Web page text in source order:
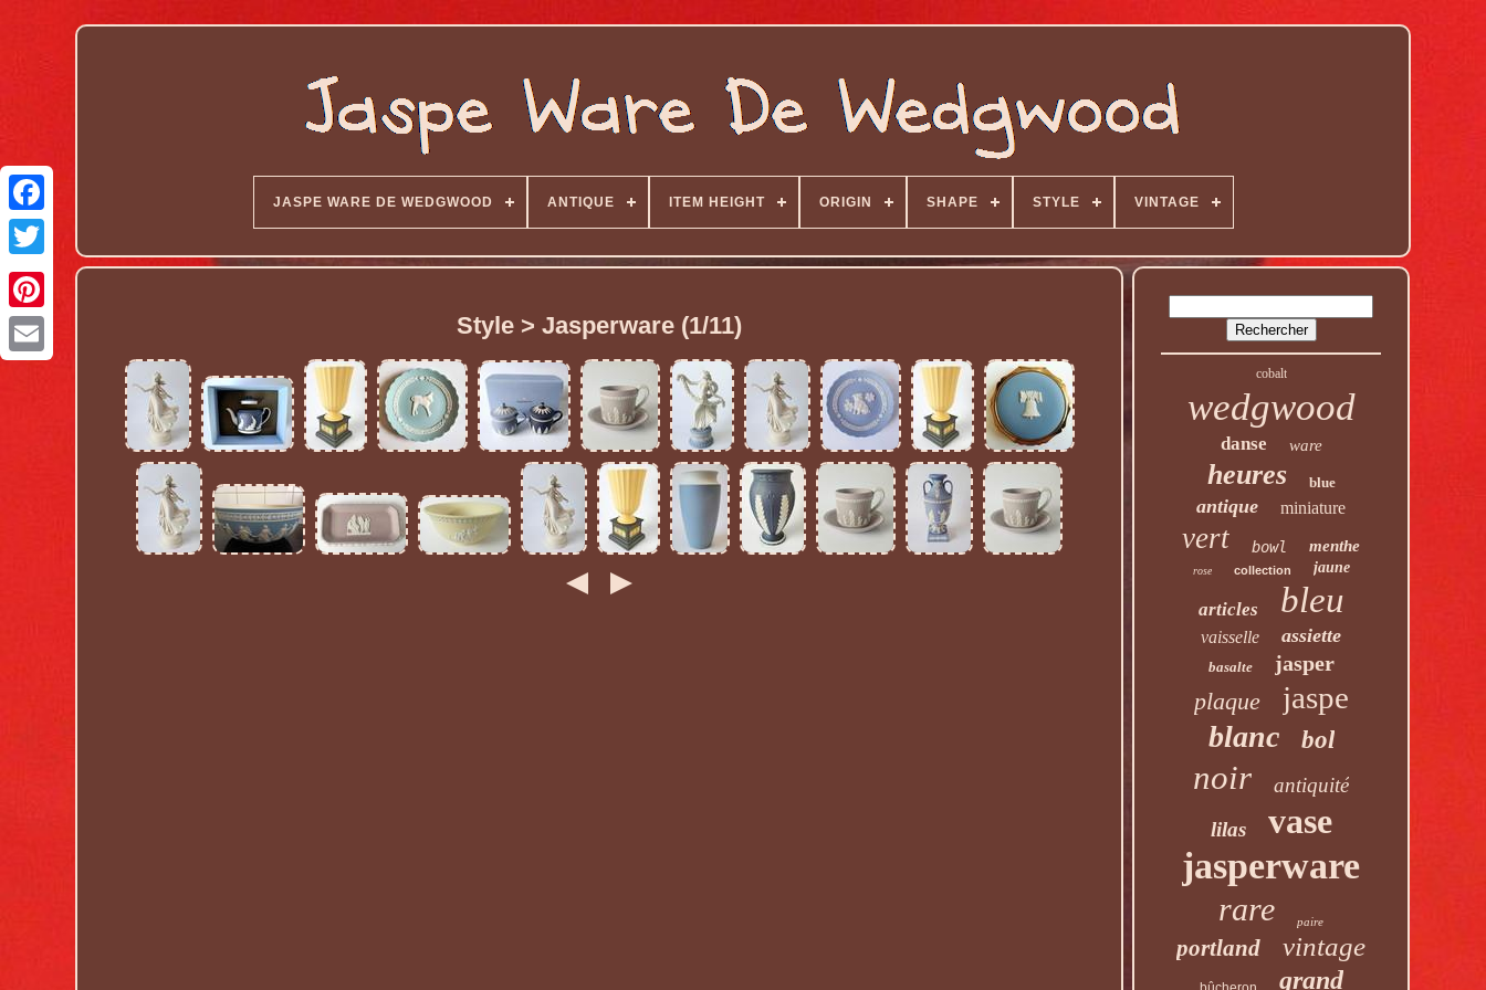
JASPE WARE DE WEDGWOOD ANTIQUE ITEM HEIGHT ORIGIN SHAPE STYLE VINTAGE
Style > Jasperware (1/11)
cobalt
wedgwood
danse ware
heures blue
antique miniature
vert bowl menthe
rose collection jaune
articles bleu
vaisselle assiette
basalte jasper
plaque jaspe
blanc bol
noir
antiquité
lilas
vase
jasperware
rare paire
portland vintage
grand